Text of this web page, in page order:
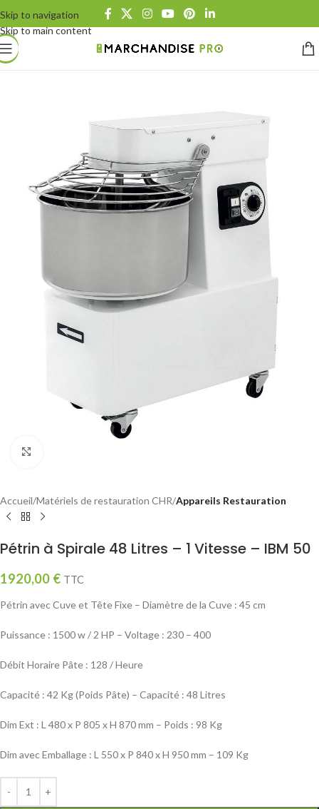
Skip to navigation
Skip to main content
Accueil Matériels de restauration CHR Appareils Restauration
Pétrin à Spirale 48 Litres – 1 Vitesse – IBM 50
1920,00 € TTC
Pétrin avec Cuve et Tête Fixe – Diamètre de la Cuve : 45 cm
Puissance : 1500 w / 2 HP – Voltage : 230 – 400
Débit Horaire Pâte : 128 / Heure
Capacité : 42 Kg (Poids Pâte) – Capacité : 48 Litres
Dim Ext : L 480 x P 805 x H 870 mm – Poids : 98 Kg
Dim avec Emballage : L 550 x P 840 x H 950 mm – 109 Kg